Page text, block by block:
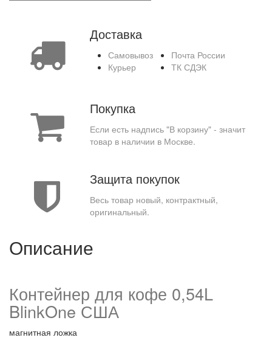
Доставка
Самовывоз
Курьер
Почта России
ТК СДЭК
Покупка
Если есть надпись "В корзину" - значит
товар в наличии в Москве.
Защита покупок
Весь товар новый, контрактный,
оригинальный.
Описание
Контейнер для кофе 0,54L
BlinkOne США
магнитная ложка